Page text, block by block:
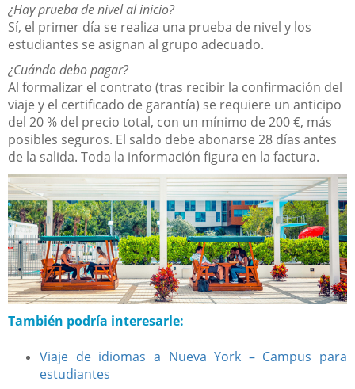
¿Hay prueba de nivel al inicio?
Sí, el primer día se realiza una prueba de nivel y los
estudiantes se asignan al grupo adecuado.
¿Cuándo debo pagar?
Al formalizar el contrato (tras recibir la confirmación del
viaje y el certificado de garantía) se requiere un anticipo
del 20 % del precio total, con un mínimo de 200 €, más
posibles seguros. El saldo debe abonarse 28 días antes
de la salida. Toda la información figura en la factura.
También podría interesarle:
Viaje de idiomas a Nueva York – Campus para
estudiantes